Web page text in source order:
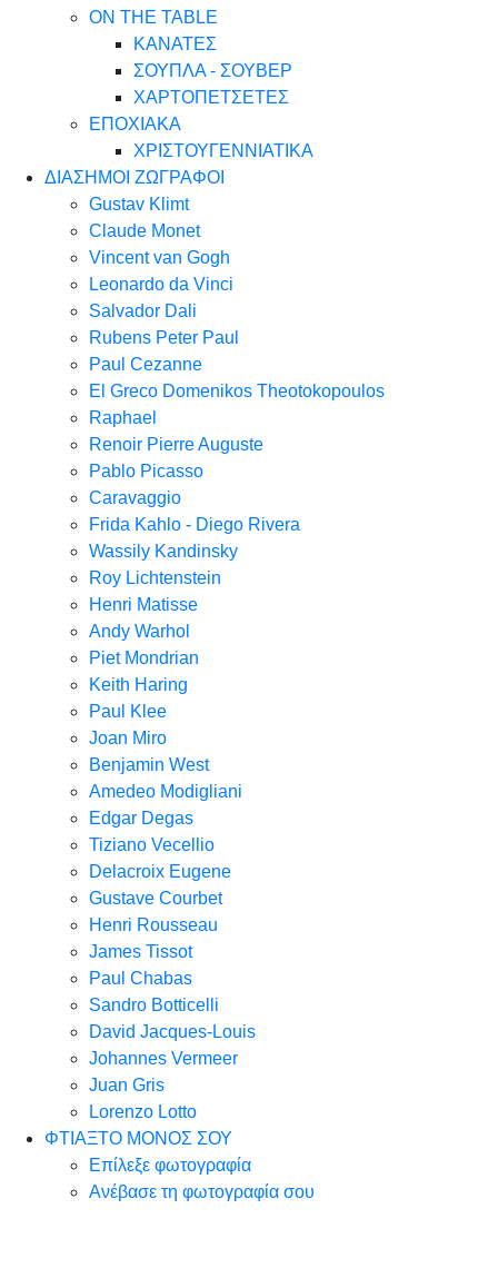
ON THE TABLE
ΚΑΝΑΤΕΣ
ΣΟΥΠΛΑ - ΣΟΥΒΕΡ
ΧΑΡΤΟΠΕΤΣΕΤΕΣ
ΕΠΟΧΙΑΚΑ
ΧΡΙΣΤΟΥΓΕΝΝΙΑΤΙΚΑ
ΔΙΑΣΗΜΟΙ ΖΩΓΡΑΦΟΙ
Gustav Klimt
Claude Monet
Vincent van Gogh
Leonardo da Vinci
Salvador Dali
Rubens Peter Paul
Paul Cezanne
El Greco Domenikos Theotokopoulos
Raphael
Renoir Pierre Auguste
Pablo Picasso
Caravaggio
Frida Kahlo - Diego Rivera
Wassily Kandinsky
Roy Lichtenstein
Henri Matisse
Andy Warhol
Piet Mondrian
Keith Haring
Paul Klee
Joan Miro
Benjamin West
Amedeo Modigliani
Edgar Degas
Tiziano Vecellio
Delacroix Eugene
Gustave Courbet
Henri Rousseau
James Tissot
Paul Chabas
Sandro Botticelli
David Jacques-Louis
Johannes Vermeer
Juan Gris
Lorenzo Lotto
ΦΤΙΑΞΤΟ ΜΟΝΟΣ ΣΟΥ
Επίλεξε φωτογραφία
Ανέβασε τη φωτογραφία σου